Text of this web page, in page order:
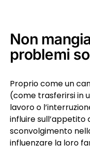
Non
problemi
Proprio come un
(come trasferirsi in
lavoro o
influire sull’appetito
sconvolgimento
influenzare la loro